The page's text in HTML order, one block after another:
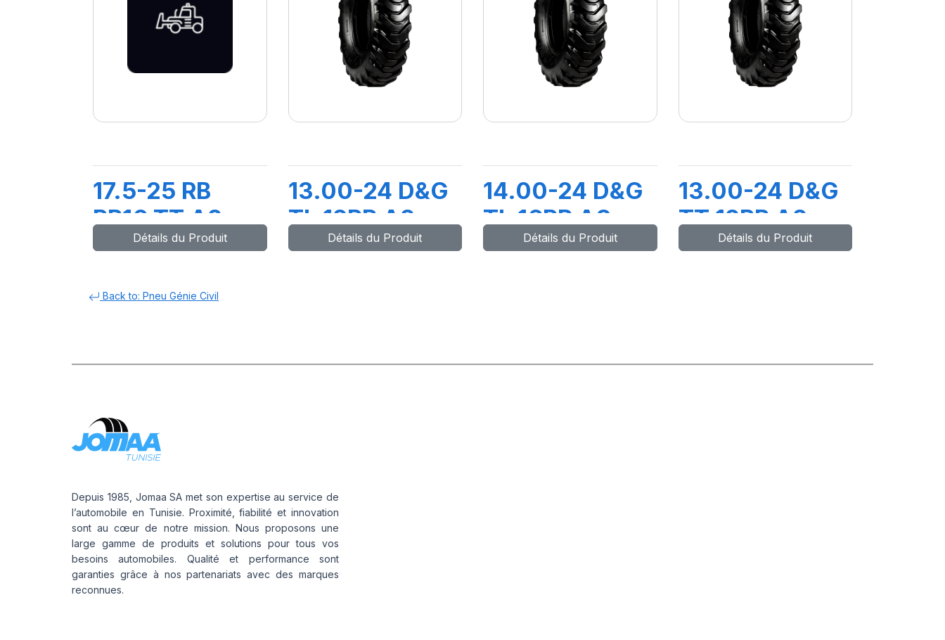
17.5-25 RB
PR16 TT A2
Détails du Produit
13.00-24 D&G
TL 12PR A2
Détails du Produit
14.00-24 D&G
TL 16PR A8
Détails du Produit
13.00-24 D&G
TT 12PR A2
Détails du Produit
Back to: Pneu Génie Civil
Depuis 1985, Jomaa SA met son expertise au service de
l’automobile en Tunisie. Proximité, fiabilité et innovation
sont au cœur de notre mission. Nous proposons une
large gamme de produits et solutions pour tous vos
besoins automobiles. Qualité et performance sont
garanties grâce à nos partenariats avec des marques
reconnues.